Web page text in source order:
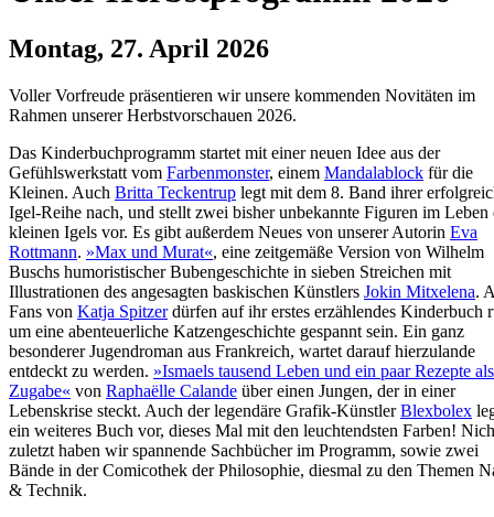
Montag, 27. April 2026
Voller Vorfreude präsentieren wir unsere kommenden Novitäten im
Rahmen unserer Herbstvorschauen 2026.
Das Kinderbuchprogramm startet mit einer neuen Idee aus der
Gefühlswerkstatt vom Farbenmonster, einem Mandalablock für die
Kleinen. Auch Britta Teckentrup legt mit dem 8. Band ihrer
Igel-Reihe nach, und stellt zwei bisher unbekannte Figuren im Leben
kleinen Igels vor. Es gibt außerdem Neues von unserer Autorin Eva
Rottmann. »Max und Murat«, eine zeitgemäße Version von Wilhelm
Buschs humoristischer Bubengeschichte in sieben Streichen mit
Illustrationen des angesagten baskischen Künstlers Jokin Mitxelena.
Fans von Katja Spitzerdürfen auf ihr erstes erzählendes Kinderbuch
um eine abenteuerliche Katzengeschichte gespannt sein. Ein ganz
besonderer Jugendroman aus Frankreich, wartet darauf hierzulande
entdeckt zu werden. »Ismaels tausend Leben und ein paar Rezepte als
Zugabe« von Raphaëlle Calande über einen Jungen, der in einer
Lebenskrise steckt. Auch der legendäre Grafik-KünstlerBlexbolex
ein weiteres Buch vor, dieses Mal mit den leuchtendsten Farben!
zuletzt haben wir spannende Sachbücher im Programm, sowie zwei
Bände in der Comicothek der Philosophie, diesmal zu den Themen
& Technik.